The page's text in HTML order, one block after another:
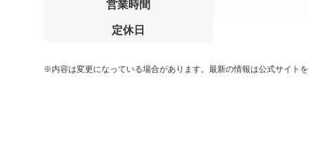
営業時間
定休日
※内容は変更になっている場合があります。最新の情報は公式サイトを